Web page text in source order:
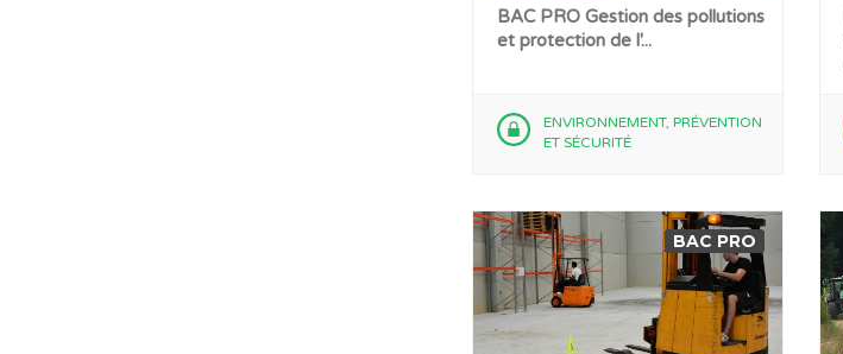
BAC PRO Gestion des pollutions
et protection de l'...
ENVIRONNEMENT, PRÉVENTION
ET SÉCURITÉ
BAC PRO